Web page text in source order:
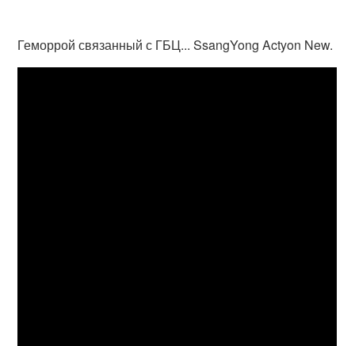
Геморрой связанный с ГБЦ... SsangYong Actyon New.